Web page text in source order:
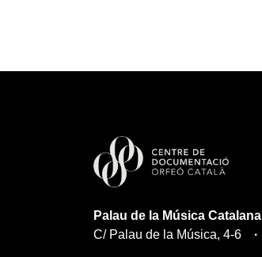
Palau de la Música Catalana
C/ Palau de la Música, 4-6